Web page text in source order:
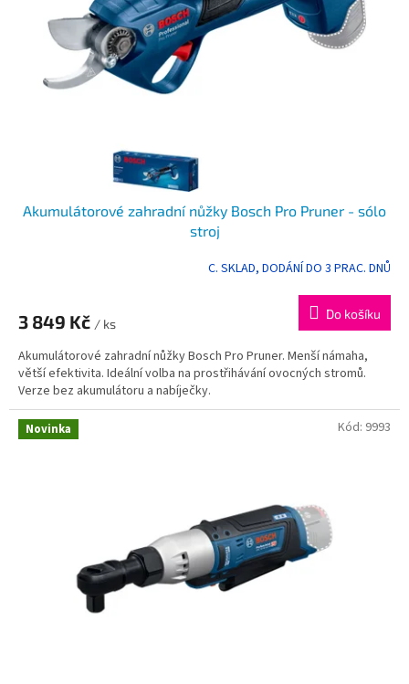
Akumulátorové zahradní nůžky Bosch Pro Pruner - sólo
stroj
C. SKLAD, DODÁNÍ DO 3 PRAC. DNŮ
3 849 Kč / ks
Do košíku
Akumulátorové zahradní nůžky Bosch Pro Pruner. Menší námaha,
větší efektivita. Ideální volba na prostřihávání ovocných stromů.
Verze bez akumulátoru a nabíječky.
Novinka Kód: 9993